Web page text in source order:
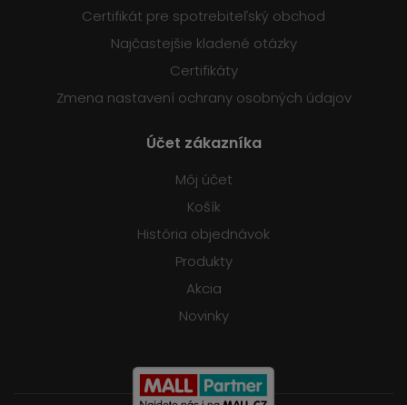
Certifikát pre spotrebiteľský obchod
Najčastejšie kladené otázky
Certifikáty
Zmena nastavení ochrany osobných údajov
Účet zákazníka
Môj účet
Košík
História objednávok
Produkty
Akcia
Novinky